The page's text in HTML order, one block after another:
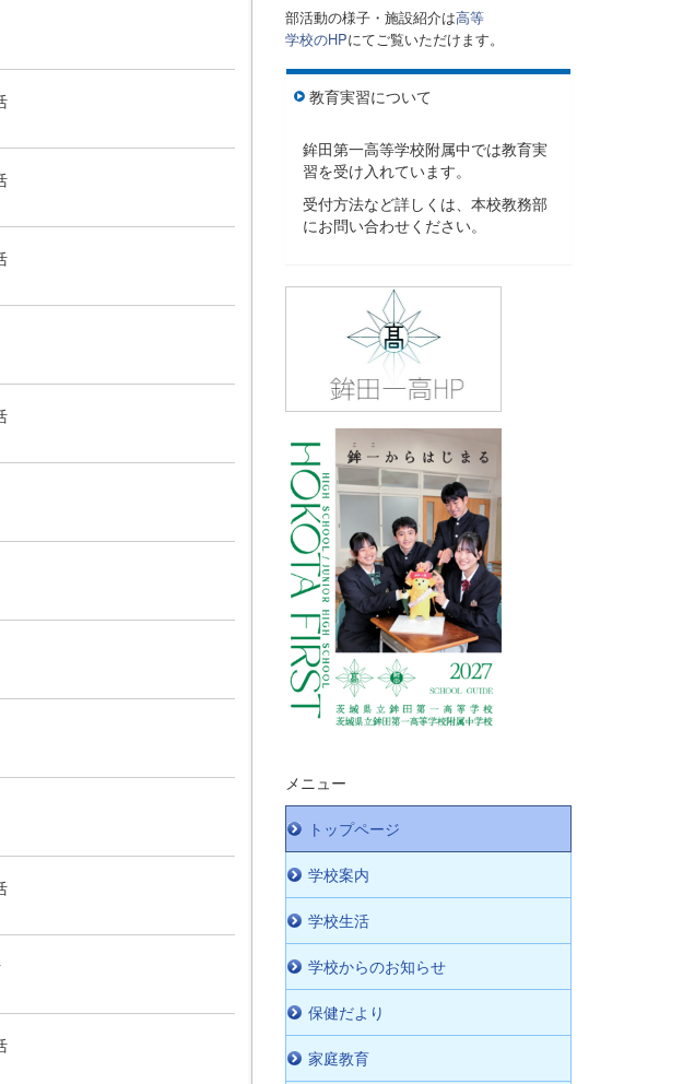
部活動の様子・施設紹介は高等
学校のHPにてご覧いただけます。
教育実習について
鉾田第一高等学校附属中では教育実
習を受け入れています。
受付方法など詳しくは、本校教務部
にお問い合わせください。
メニュー
トップページ
学校案内
学校生活
学校からのお知らせ
保健だより
家庭教育